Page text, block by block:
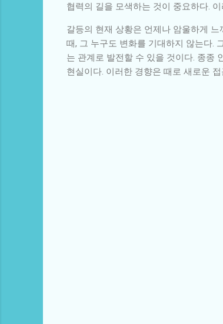
협력의 길을 모색하는 것이 중요하다.
갈등의 현재 상황은 언제나 암울하게
때, 그 누구도 변화를 기대하지 않는다.
는 관계로 발전할 수 있을 것이다. 종종
현실이다. 이러한 경향은 때로 새로운